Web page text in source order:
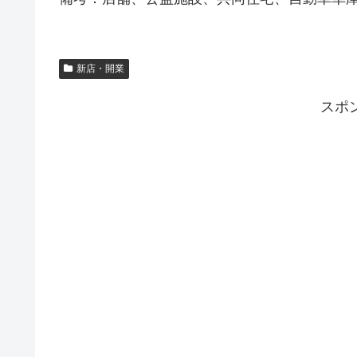
新店・開業
スポ